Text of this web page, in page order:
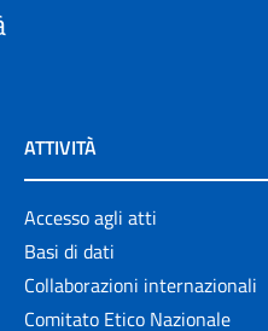
ATTIVITÀ
Accesso agli atti
Basi di dati
Collaborazioni internazionali
Comitato Etico Nazionale